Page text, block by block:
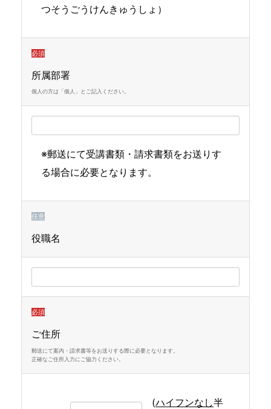
つそうごうけんきゅうしょ）
必須
所属部署
個人の方は「個人」とご記入ください。
※郵送にて受講書類・請求書類をお送りす
る場合に必要となります。
任意
役職名
必須
ご住所
郵送にて案内・請求書等をお送りする際に必要となります。
正確なご住所入力にご協力ください。
(ハイフンなし半